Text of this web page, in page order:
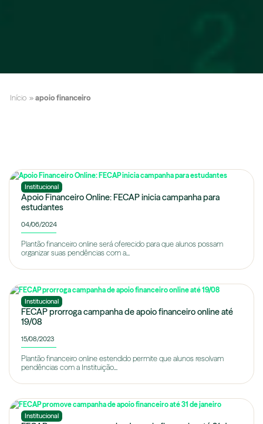
Início » apoio financeiro
Institucional
Apoio Financeiro Online: FECAP inicia campanha para
estudantes
04/06/2024
Plantão financeiro online será oferecido para que alunos possam
organizar suas pendências com a...
Institucional
FECAP prorroga campanha de apoio financeiro online até
19/08
15/08/2023
Plantão financeiro online estendido permite que alunos resolvam
pendências com a Instituição...
Institucional